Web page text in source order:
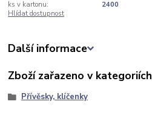
ks v kartonu:
2400
Hlídat dostupnost
Další informace
Zboží zařazeno v kategoriích
Přívěsky, klíčenky